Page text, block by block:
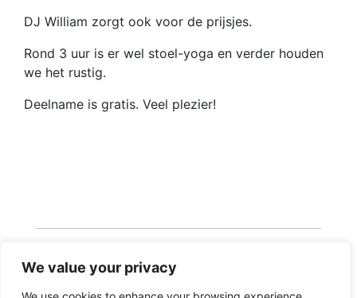
We value your privacy
DJ William zorgt ook voor de prijsjes.
Rond 3 uur is er wel stoel-yoga en verder houden
we het rustig.
Deelname is gratis. Veel plezier!